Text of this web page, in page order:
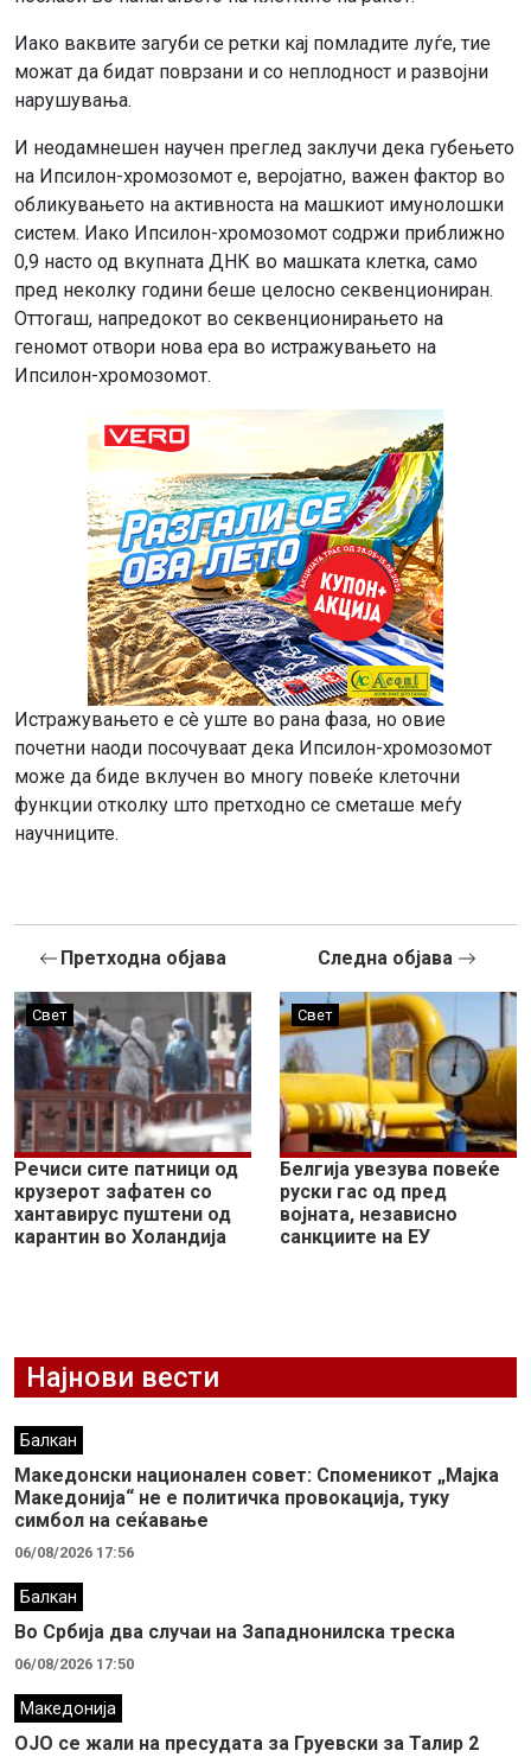
Иако ваквите загуби се ретки кај помладите луѓе, тие
можат да бидат поврзани и со неплодност и развојни
нарушувања.
И неодамнешен научен преглед заклучи дека губењето
на Ипсилон-хромозомот е, веројатно, важен фактор во
обликувањето на активноста на машкиот имунолошки
систем. Иако Ипсилон-хромозомот содржи приближно
0,9 насто од вкупната ДНК во машката клетка, само
пред неколку години беше целосно секвенциониран.
Оттогаш, напредокот во секвенционирањето на
геномот отвори нова ера во истражувањето на
Ипсилон-хромозомот.
Истражувањето е сè уште во рана фаза, но овие
почетни наоди посочуваат дека Ипсилон-хромозомот
може да биде вклучен во многу повеќе клеточни
функции отколку што претходно се сметаше меѓу
научниците.
Претходна објава
Свет
Речиси сите патници од
крузерот зафатен со
хантавирус пуштени од
карантин во Холандија
Следна објава
Свет
Белгија увезува повеќе
руски гас од пред
војната, независно
санкциите на ЕУ
Најнови вести
Балкан
Македонски национален совет: Споменикот „Мајка
Македонија“ не е политичка провокација, туку
симбол на сеќавање
06/08/2026 17:56
Балкан
Во Србија два случaи на Западнонилска треска
06/08/2026 17:50
Македонија
ОЈО се жали на пресудата за Груевски за Талир 2